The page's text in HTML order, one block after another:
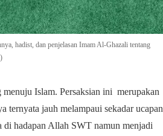
hadist, dan penjelasan Imam Al-Ghazali tentang
menuju Islam. Persaksian ini merupakan
ternyata jauh melampaui sekadar ucapan
hadapan Allah SWT namun menjadi